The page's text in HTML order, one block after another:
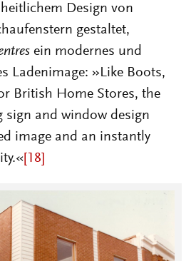
Design von
gestaltet,
ein modernes und
Ladenimage: »Like Boots,
British Home Stores, the
sign and window design
image and an instantly
[18]